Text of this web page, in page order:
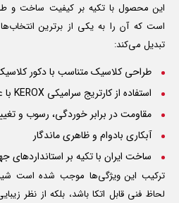
این محصول با تکیه بر کیفیت ساخت و
است که آن را به یکی از برترین
تبدیل می‌کند:
طراحی کلاسیک متناسب با دکور
استفاده از کارتریج سرامیکی KEROX
مقاومت در برابر خوردگی، رسوب و
آبکاری بادوام و ظاهری ماندگار
ساخت ایران با تکیه بر استانداردهای
لحاظ فنی قابل اتکا باشد، بلکه از نظر